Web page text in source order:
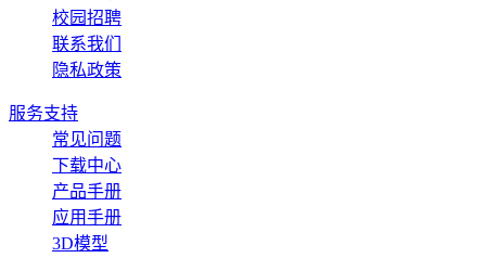
校园招聘
联系我们
隐私政策
服务支持
常见问题
下载中心
产品手册
应用手册
3D模型